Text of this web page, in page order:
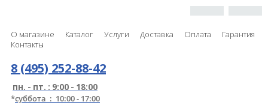
О магазине Каталог Услуги Доставка Оплата
Гарантия
Контакты
8 (495) 252-88-42
пн. - пт. : 9:00 - 18:00
*суббота : 10:00 - 17:00